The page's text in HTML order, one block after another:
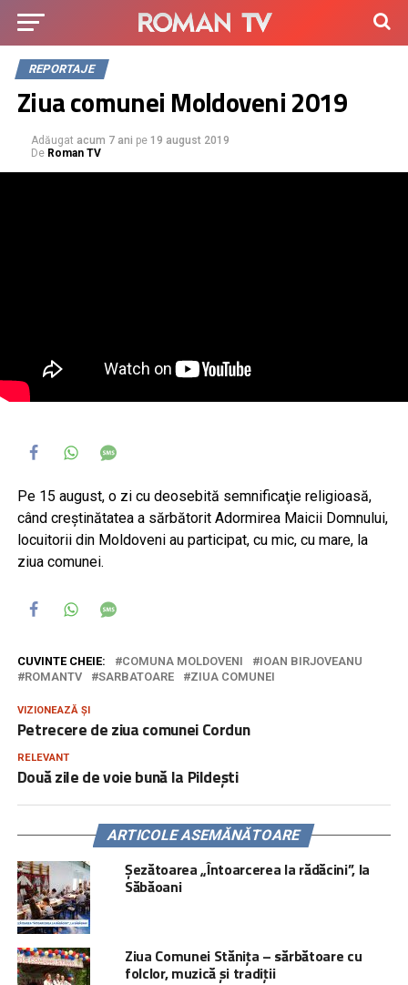
REPORTAJE
Ziua comunei Moldoveni 2019
Adăugat acum 7 ani pe 19 august 2019
De Roman TV
Pe 15 august, o zi cu deosebită semnificaţie religioasă,
când creştinătatea a sărbătorit Adormirea Maicii Domnului,
locuitorii din Moldoveni au participat, cu mic, cu mare, la
ziua comunei.
CUVINTE CHEIE: COMUNA MOLDOVENI
IOAN BIRJOVEANU
ROMANTV
SARBATOARE ZIUA COMUNEI
VIZIONEAZĂ ȘI
Petrecere de ziua comunei Cordun
RELEVANT
Două zile de voie bună la Pildești
ARTICOLE ASEMĂNĂTOARE
Șezătoarea „Întoarcerea la rădăcini”, la
Săbăoani
Ziua Comunei Stănița – sărbătoare cu
folclor, muzică și tradiții